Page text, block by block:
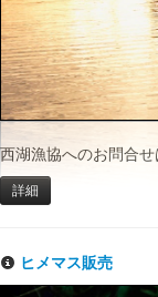
西湖漁協へのお問合せ
詳細
ヒメマス販売